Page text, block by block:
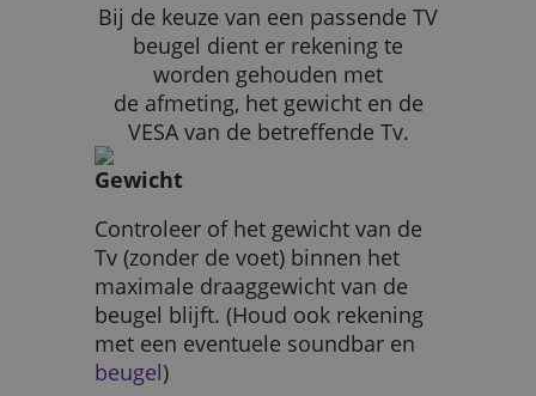
Bij de keuze van een passende TV
beugel dient er rekening te
worden gehouden met
de afmeting, het gewicht en de
VESA van de betreffende Tv.
Gewicht
Controleer of het gewicht van de
Tv (zonder de voet) binnen het
maximale draaggewicht van de
beugel blijft. (Houd ook rekening
met een eventuele soundbar en
beugel)